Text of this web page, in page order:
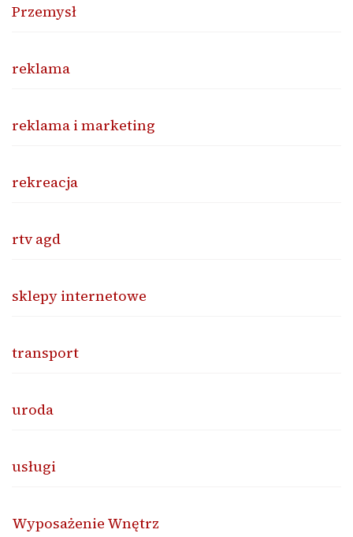
Przemysł
reklama
reklama i marketing
rekreacja
rtv agd
sklepy internetowe
transport
uroda
usługi
Wyposażenie Wnętrz